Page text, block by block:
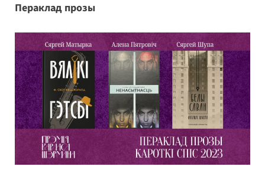
Пераклад прозы